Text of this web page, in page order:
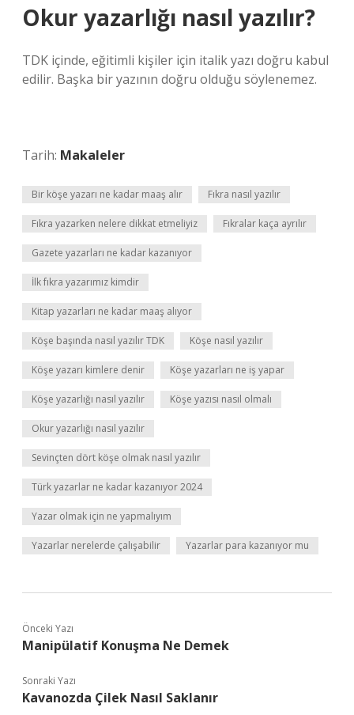
Okur yazarlığı nasıl yazılır?
TDK içinde, eğitimli kişiler için italik yazı doğru kabul
edilir. Başka bir yazının doğru olduğu söylenemez.
Tarih: Makaleler
Bir köşe yazarı ne kadar maaş alır Fıkra nasıl yazılır
Fıkra yazarken nelere dikkat etmeliyiz Fıkralar kaça ayrılır
Gazete yazarları ne kadar kazanıyor
İlk fıkra yazarımız kimdir
Kitap yazarları ne kadar maaş alıyor
Köşe başında nasıl yazılır TDK Köşe nasıl yazılır
Köşe yazarı kimlere denir Köşe yazarları ne iş yapar
Köşe yazarlığı nasıl yazılır Köşe yazısı nasıl olmalı
Okur yazarlığı nasıl yazılır
Sevinçten dört köşe olmak nasıl yazılır
Türk yazarlar ne kadar kazanıyor 2024
Yazar olmak için ne yapmalıyım
Yazarlar nerelerde çalışabilir Yazarlar para kazanıyor mu
Önceki Yazı
Manipülatif Konuşma Ne Demek
Sonraki Yazı
Kavanozda Çilek Nasıl Saklanır